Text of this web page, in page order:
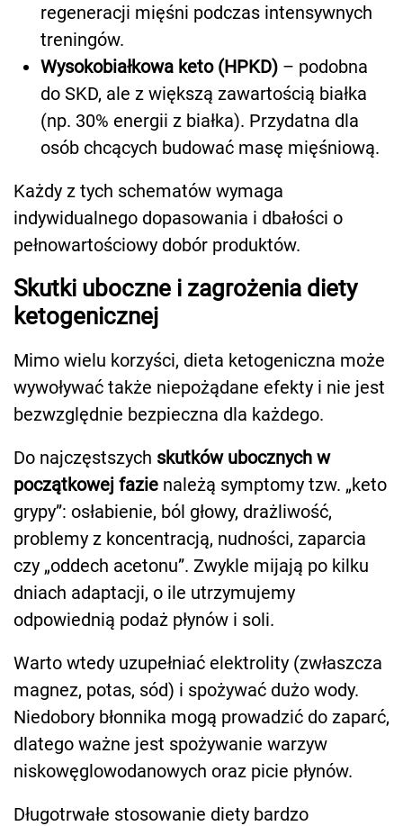
regeneracji mięśni podczas intensywnych
treningów.
Wysokobiałkowa keto (HPKD) – podobna
do SKD, ale z większą zawartością białka
(np. 30% energii z białka). Przydatna dla
osób chcących budować masę mięśniową.
Każdy z tych schematów wymaga
indywidualnego dopasowania i dbałości o
pełnowartościowy dobór produktów.
Skutki uboczne i zagrożenia diety
ketogenicznej
Mimo wielu korzyści, dieta ketogeniczna może
wywoływać także niepożądane efekty i nie jest
bezwzględnie bezpieczna dla każdego.
Do najczęstszych skutków ubocznych w
początkowej fazie należą symptomy tzw. „keto
grypy”: osłabienie, ból głowy, drażliwość,
problemy z koncentracją, nudności, zaparcia
czy „oddech acetonu”. Zwykle mijają po kilku
dniach adaptacji, o ile utrzymujemy
odpowiednią podaż płynów i soli.
Warto wtedy uzupełniać elektrolity (zwłaszcza
magnez, potas, sód) i spożywać dużo wody.
Niedobory błonnika mogą prowadzić do zaparć,
dlatego ważne jest spożywanie warzyw
niskowęglowodanowych oraz picie płynów.
Długotrwałe stosowanie diety bardzo